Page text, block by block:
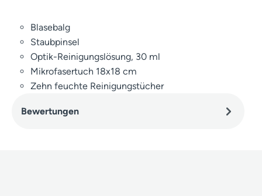
Blasebalg
Staubpinsel
Optik-Reinigungslösung, 30 ml
Mikrofasertuch 18x18 cm
Zehn feuchte Reinigungstücher
Bewertungen